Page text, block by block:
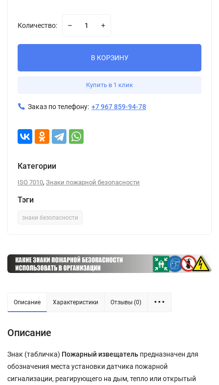
Количество:
В КОРЗИНУ
Купить в 1 клик
Заказ по телефону: +7 967 859-94-78
Категории
ISO 7010, Знаки пожарной безопасности
Тэги
знаки безопасности
Описание Характеристики Отзывы (0)
Описание
Знак (табличка) Пожарный извещатель предназначен для
обозначения места установки датчика пожарной
сигнализации, реагирующего на дым, тепло или открытый